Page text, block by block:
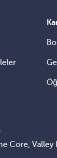
Core, Valley